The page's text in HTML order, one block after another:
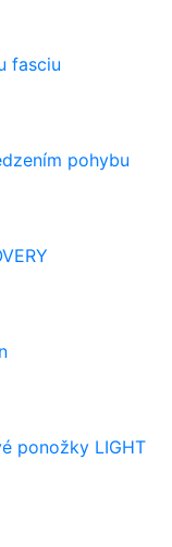
fasciu
pohybu
ponožky LIGHT